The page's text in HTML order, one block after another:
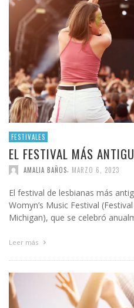
FESTIVALES
EL FESTIVAL MÁS
AMALIA BAÑOS MARZO 6, 2023
El festival de lesbianas más
Womyn’s Music Festival
Michigan), que se celebró
Leer más